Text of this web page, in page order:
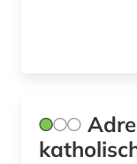
choral (2)
Tuerkei (2)
USA (2)
Ukraine (1)